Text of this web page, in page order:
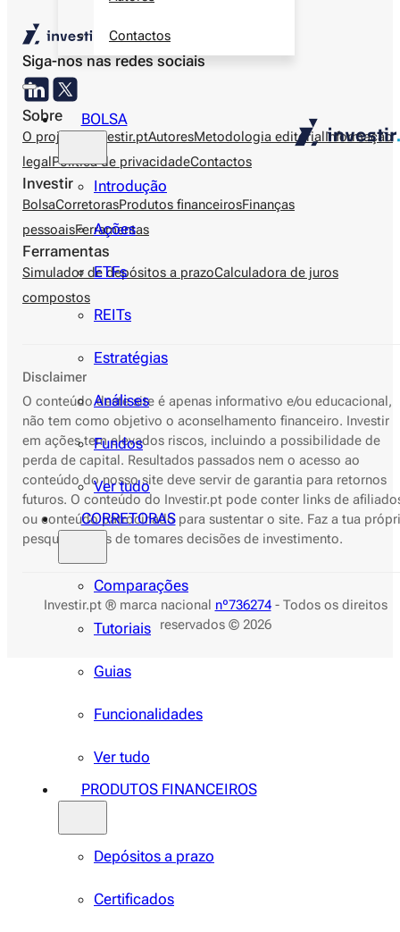
Contactos
BOLSA
Introdução
Ações
ETFs
REITs
Estratégias
Análises
Fundos
Ver tudo
CORRETORAS
Comparações
Tutoriais
Guias
Funcionalidades
Ver tudo
PRODUTOS FINANCEIROS
Depósitos a prazo
Certificados
Siga-nos nas redes sociais
Sobre
O projecto investir.ptAutoresMetodologia editorialInformação
legalPolítica de privacidadeContactos
Investir
BolsaCorretorasProdutos financeirosFinanças
pessoaisFerramentas
Ferramentas
Simulador de depósitos a prazoCalculadora de juros
compostos
Disclaimer
O conteúdo deste site é apenas informativo e/ou educacional,
não tem como objetivo o aconselhamento financeiro. Investir
em ações tem elevados riscos, incluindo a possibilidade de
perda de capital. Resultados passados nem o acesso ao
conteúdo do nosso site deve servir de garantia para retornos
futuros. O conteúdo do Investir.pt pode conter links de
ou conteúdo patrocinado para sustentar o site. Faz a tua
pesquisa antes de tomares decisões de investimento.
Investir.pt ® marca nacional nº736274- Todos os direitos
reservados © 2026